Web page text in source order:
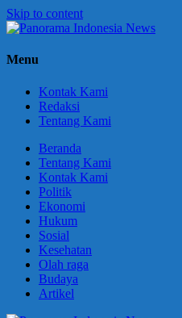
Skip to content
Panorama
Berani
Menu
Kontak Kami
Redaksi
Tentang Kami
Beranda
Tentang Kami
Kontak Kami
Politik
Ekonomi
Hukum
Sosial
Kesehatan
Olah raga
Budaya
Artikel